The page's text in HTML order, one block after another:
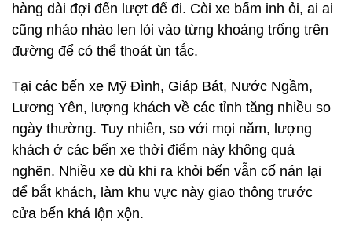
hàng dài đợi đến lượt để đi. Còi xe bấm inh ỏi, ai ai
cũng nháo nhào len lỏi vào từng khoảng trống trên
đường để có thể thoát ùn tắc.
Tại các bến xe Mỹ Đình, Giáp Bát, Nước Ngầm,
Lương Yên, lượng khách về các tỉnh tăng nhiều so
ngày thường. Tuy nhiên, so với mọi năm, lượng
khách ở các bến xe thời điểm này không quá
nghẽn. Nhiều xe dù khi ra khỏi bến vẫn cố nán lại
để bắt khách, làm khu vực này giao thông trước
cửa bến khá lộn xộn.